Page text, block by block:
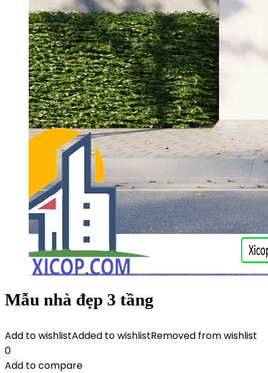
Mẫu nhà đẹp 3 tầng
Add to wishlistAdded to wishlistRemoved from wishlist
0
Add to compare